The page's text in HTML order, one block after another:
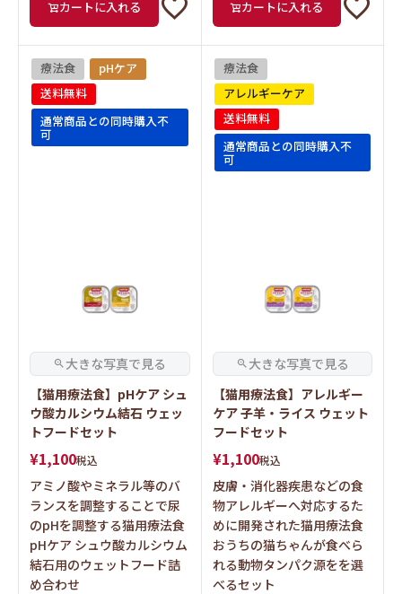
カートに入れる カートに入れる
療法食
pHケア
送料無料
通常商品との同時購入不
可
【猫用療法食】pHケア シュ
ウ酸カルシウム結石 ウェッ
トフードセット
¥1,100税込
アミノ酸やミネラル等のバ
ランスを調整することで尿
のpHを調整する猫用療法食
pHケア シュウ酸カルシウム
結石用のウェットフード詰
め合わせ
療法食
アレルギーケア
送料無料
通常商品との同時購入不
可
【猫用療法食】アレルギー
ケア 子羊・ライス ウェット
フードセット
¥1,100税込
皮膚・消化器疾患などの食
物アレルギーへ対応するた
めに開発された猫用療法食
おうちの猫ちゃんが食べら
れる動物タンパク源をを選
べるセット